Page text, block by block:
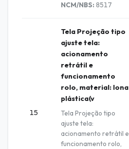
NCM/NBS: 8517
15
Tela Projeção tipo
ajuste tela:
acionamento
retrátil e
funcionamento
rolo, material: lona
plástica(v
Tela Projeção tipo
ajuste tela:
acionamento retrátil e
funcionamento rolo,